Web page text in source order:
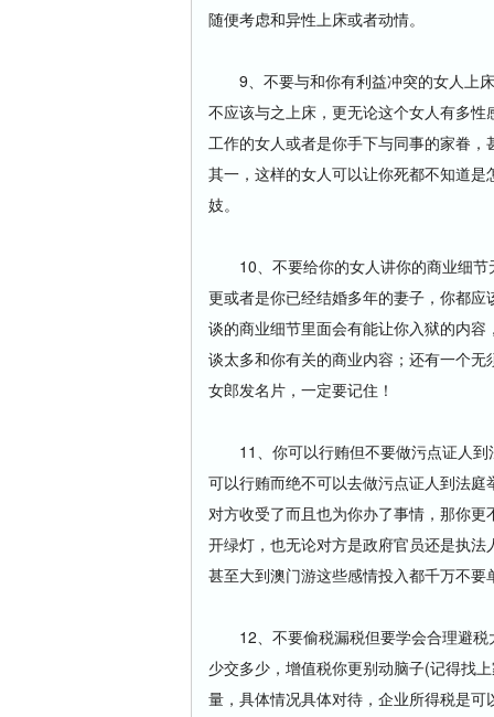
随便考虑和异性上床或者动情。
9、不要与和你有利益冲突的女人上床
不应该与之上床，更无论这个女人有多
工作的女人或者是你手下与同事的家眷，
其一，这样的女人可以让你死都不知道
妓。
10、不要给你的女人讲你的商业细节
更或者是你已经结婚多年的妻子，你都
谈的商业细节里面会有能让你入狱的内
谈太多和你有关的商业内容；还有一个
女郎发名片，一定要记住！
11、你可以行贿但不要做污点证人到
可以行贿而绝不可以去做污点证人到法庭
对方收受了而且也为你办了事情，那你
开绿灯，也无论对方是政府官员还是执
甚至大到澳门游这些感情投入都千万不要
12、不要偷税漏税但要学会合理避税
少交多少，增值税你更别动脑子(记得找
量，具体情况具体对待，企业所得税是